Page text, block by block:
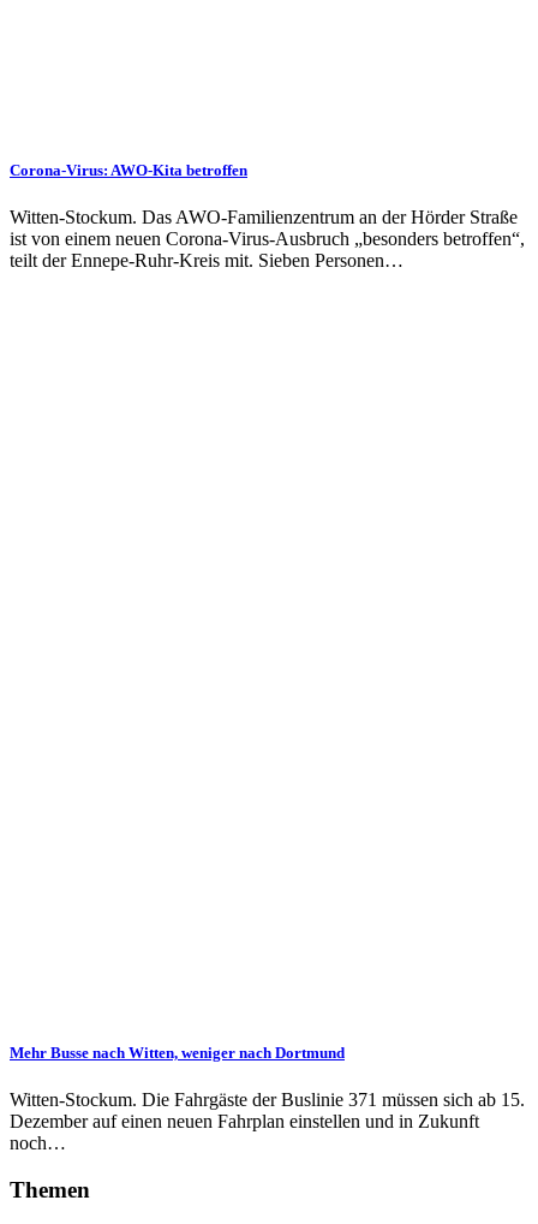
Corona-Virus: AWO-Kita betroffen
Witten-Stockum. Das AWO-Familienzentrum an der Hörder Straße
ist von einem neuen Corona-Virus-Ausbruch „besonders betroffen“,
teilt der Ennepe-Ruhr-Kreis mit. Sieben Personen…
Mehr Busse nach Witten, weniger nach Dortmund
Witten-Stockum. Die Fahrgäste der Buslinie 371 müssen sich ab 15.
Dezember auf einen neuen Fahrplan einstellen und in Zukunft
noch…
Themen